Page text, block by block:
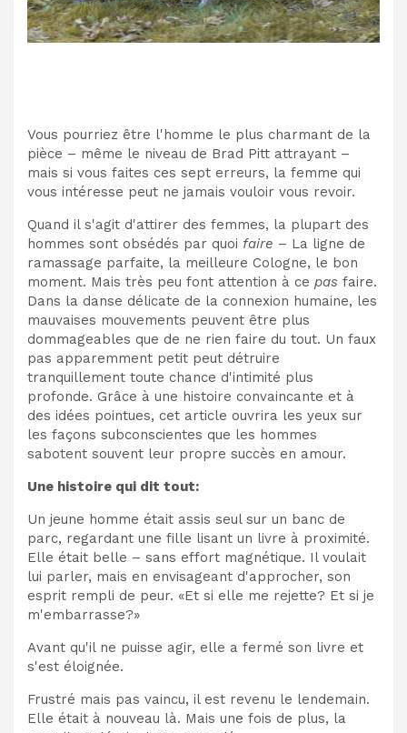
Vous pourriez être l'homme le plus charmant de la
pièce – même le niveau de Brad Pitt attrayant –
mais si vous faites ces sept erreurs, la femme qui
vous intéresse peut ne jamais vouloir vous revoir.
Quand il s'agit d'attirer des femmes, la plupart des
hommes sont obsédés par quoi faire – La ligne de
ramassage parfaite, la meilleure Cologne, le bon
moment. Mais très peu font attention à ce pas faire.
Dans la danse délicate de la connexion humaine, les
mauvaises mouvements peuvent être plus
dommageables que de ne rien faire du tout. Un faux
pas apparemment petit peut détruire
tranquillement toute chance d'intimité plus
profonde. Grâce à une histoire convaincante et à
des idées pointues, cet article ouvrira les yeux sur
les façons subconscientes que les hommes
sabotent souvent leur propre succès en amour.
Une histoire qui dit tout:
Un jeune homme était assis seul sur un banc de
parc, regardant une fille lisant un livre à proximité.
Elle était belle – sans effort magnétique. Il voulait
lui parler, mais en envisageant d'approcher, son
esprit rempli de peur. «Et si elle me rejette? Et si je
m'embarrasse?»
Avant qu'il ne puisse agir, elle a fermé son livre et
s'est éloignée.
Frustré mais pas vaincu, il est revenu le lendemain.
Elle était à nouveau là. Mais une fois de plus, la